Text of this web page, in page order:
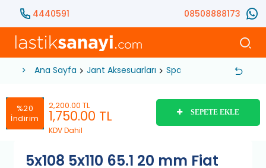
4440591 08508888173
Ana Sayfa Jant Aksesuarları Spacer Flanş 5x108
%20
İndirim
2,200.00 TL
1,750.00 TL
KDV Dahil
SEPETE EKLE
5x108 5x110 65.1 20 mm Fiat